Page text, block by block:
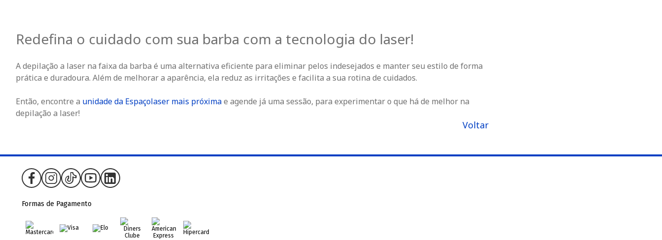
Redefina o cuidado com sua barba com a tecnologia do laser!
A depilação a laser na faixa da barba é uma alternativa eficiente para eliminar pelos indesejados e manter seu estilo de forma
prática e duradoura. Além de melhorar a aparência, ela reduz as irritações e facilita a sua rotina de cuidados.
Então, encontre a unidade da Espaçolaser mais próximae agende já uma sessão, para experimentar o que há de melhor na
depilação a laser!
Voltar
Formas de Pagamento